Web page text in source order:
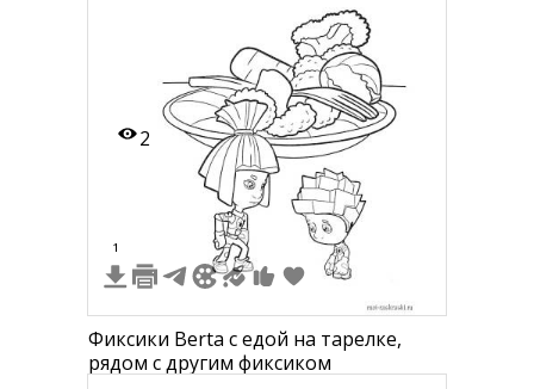
2
1
Фиксики Вerta с едой на тарелке,
рядом с другим фиксиком